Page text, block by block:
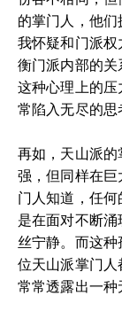
的掌门人，他
我怀疑和门派
衡门派内部的关
这种心理上的
常陷入无尽的思
再如，天山派
强，但同样在
门人知道，任
是在面对不断
丝宁静。而这
位天山派掌门人
常常透露出一种